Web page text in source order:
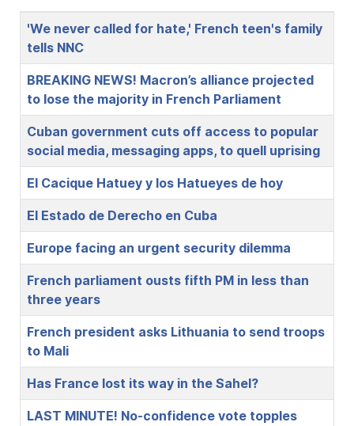
Title
'We never called for hate,' French teen's family
tells NNC
BREAKING NEWS! Macron’s alliance projected
to lose the majority in French Parliament
Cuban government cuts off access to popular
social media, messaging apps, to quell uprising
El Cacique Hatuey y los Hatueyes de hoy
El Estado de Derecho en Cuba
Europe facing an urgent security dilemma
French parliament ousts fifth PM in less than
three years
French president asks Lithuania to send troops
to Mali
Has France lost its way in the Sahel?
LAST MINUTE! No-confidence vote topples